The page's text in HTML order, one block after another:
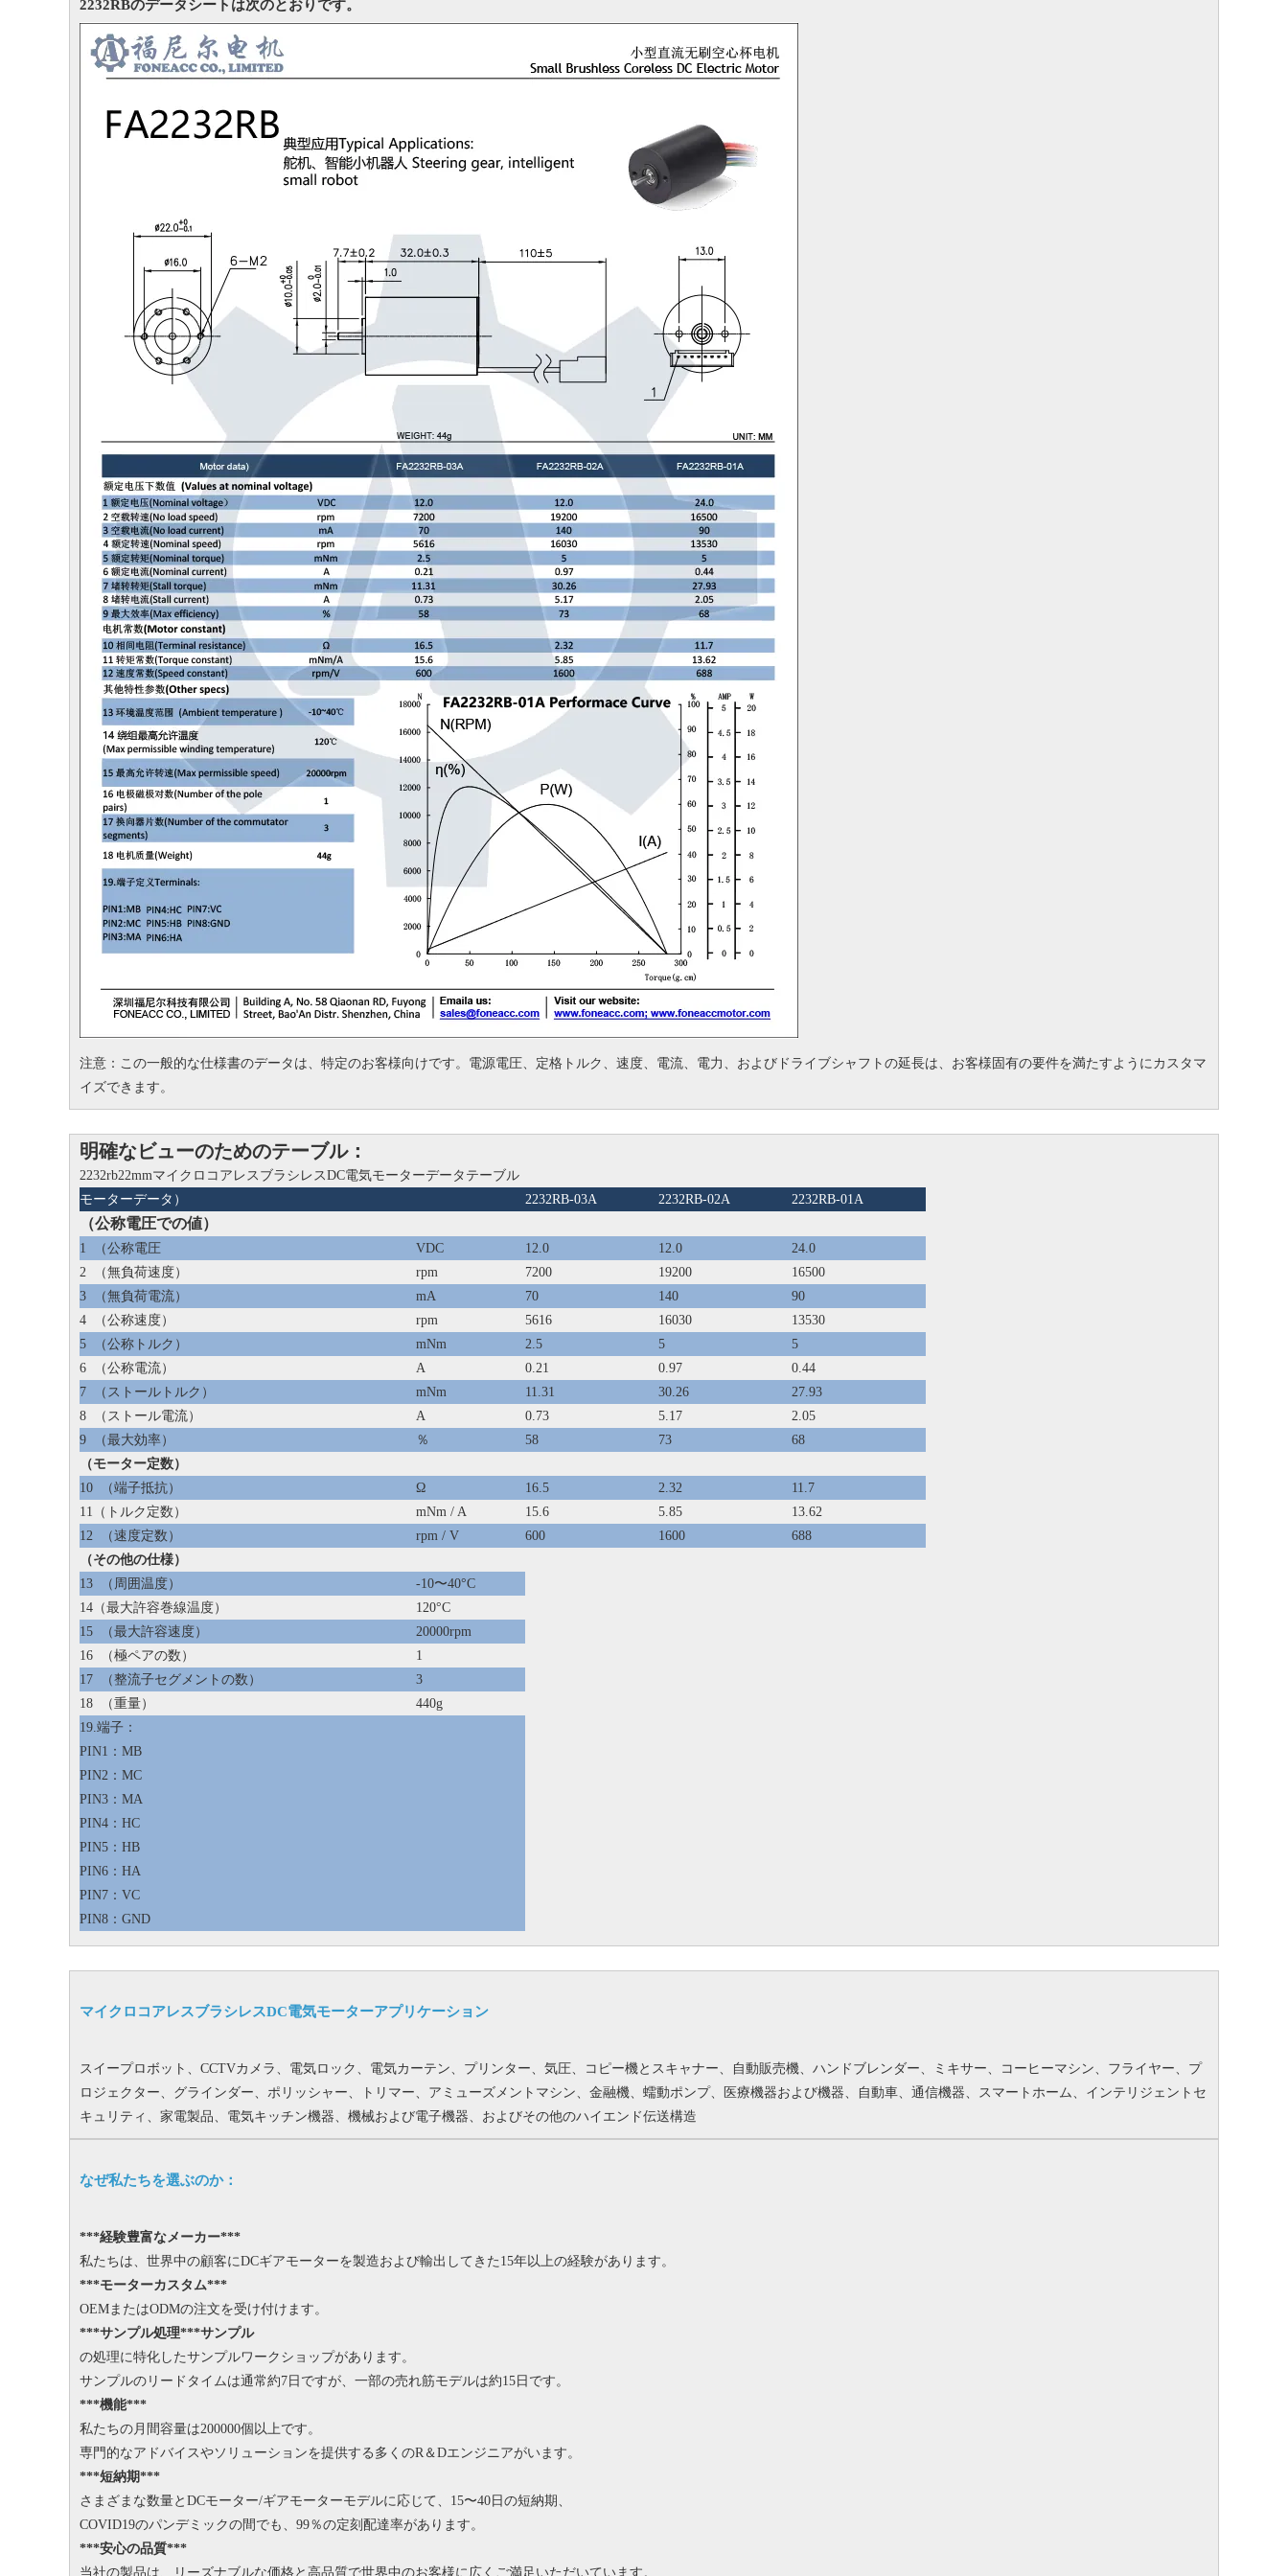
2232RBのデータシートは次のとおりです。
注意：この一般的な仕様書のデータは、特定のお客様向けです。 電源電圧、定格トルク、速度、電流、電力、およびドライブシャフトの延長は、お客様固有の要件を満たすようにカスタマ
イズできます。
明確なビューのためのテーブル：
2232rb22mmマイクロコアレスブラシレスDC電気モーターデータテーブル
モーターデータ）
2232RB-03A 2232RB-02A 2232RB-01A
（公称電圧での値）
1 （公称電圧 VDC 12.0 12.0
24.0
2
（無負荷速度） rpm 7200 19200
16500
3
（無負荷電流） mA 70 140
90
4
（公称速度） rpm 5616 16030
13530
5
（公称トルク） mNm 2.5 5
5
6
（公称電流） A 0.21 0.97
0.44
7
（ストールトルク） mNm 11.31 30.26
27.93
8
（ストール電流） A 0.73 5.17
2.05
9
（最大効率） ％ 58 73
68
（モーター定数）
10
（端子抵抗） Ω 16.5 2.32
11.7
11（トルク定数）
mNm / A 15.6 5.85
13.62
12
（速度定数） rpm / V 600 1600
688
（その他の仕様）
13
（周囲温度）
-10〜40°C
14（最大許容巻線温度）
120°C
15
（最大許容速度）
20000rpm
16
（極ペアの数）
1
17
（整流子セグメントの数）
3
18
（重量）
440g
19.端子：
PIN1：MB
PIN2：MC
PIN3：MA
PIN4：HC
PIN5：HB
PIN6：HA
PIN7：VC
PIN8：GND
マイクロコアレスブラシレスDC電気モーターアプリケーション
スイープロボット、CCTVカメラ、電気ロック、電気カーテン、プリンター、気圧、コピー機とスキャナー、自動販売機、ハンドブレンダー、ミキサー、コーヒーマシン、フライヤー、プ
ロジェクター、グラインダー、ポリッシャー、トリマー、アミューズメントマシン、金融機、蠕動ポンプ、医療機器および機器、自動車、通信機器、スマートホーム、インテリジェントセ
キュリティ、家電製品、電気キッチン機器、機械および電子機器、およびその他のハイエンド伝送構造
なぜ私たちを選ぶのか：
***経験豊富なメーカー***
私たちは、世界中の顧客にDCギアモーターを製造および輸出してきた15年以上の経験があります。
***モーターカスタム***
OEMまたはODMの注文を受け付けます。
***サンプル処理***サンプル
の処理に特化したサンプルワークショップがあります。
サンプルのリードタイムは通常約7日ですが、一部の売れ筋モデルは約15日です。
***機能***
私たちの月間容量は200000個以上です。
専門的なアドバイスやソリューションを提供する多くのR＆Dエンジニアがいます。
***短納期***
さまざまな数量とDCモーター/ギアモーターモデルに応じて、15〜40日の短納期、
COVID19のパンデミックの間でも、99％の定刻配達率があります。
***安心の品質***
当社の製品は、リーズナブルな価格と高品質で世界中のお客様に広くご満足いただいています。